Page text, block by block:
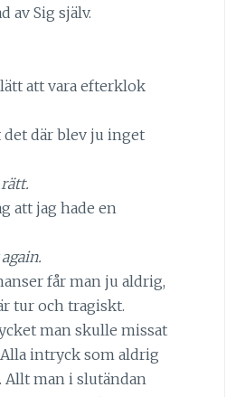
av Sig själv.
att vara efterklok
det där blev ju inget
att jag hade en
får man ju aldrig,
tur och tragiskt.
man skulle missat
intryck som aldrig
man i slutändan